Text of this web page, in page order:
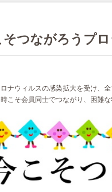
そつながろうプ
ナウィルスの感染拡大を受け、
こそ会員同士でつながり、困難